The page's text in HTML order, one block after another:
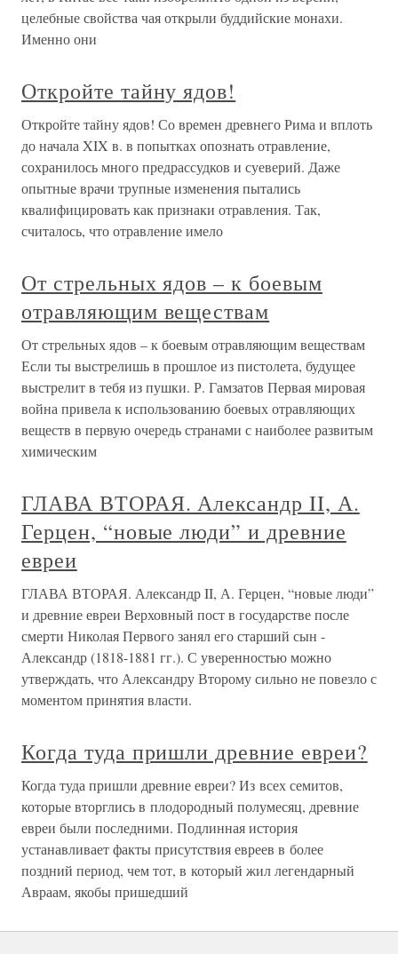
целебные свойства чая открыли буддийские монахи.
Именно они
Откройте тайну ядов!
Откройте тайну ядов! Со времен древнего Рима и вплоть
до начала XIX в. в попытках опознать отравление,
сохранилось много предрассудков и суеверий. Даже
опытные врачи трупные изменения пытались
квалифицировать как признаки отравления. Так,
считалось, что отравление имело
От стрельных ядов – к боевым
отравляющим веществам
От стрельных ядов – к боевым отравляющим веществам
Если ты выстрелишь в прошлое из пистолета, будущее
выстрелит в тебя из пушки. Р. Гамзатов Первая мировая
война привела к использованию боевых отравляющих
веществ в первую очередь странами с наиболее развитым
химическим
ГЛАВА ВТОРАЯ. Александр II, А.
Герцен, “новые люди” и древние
евреи
ГЛАВА ВТОРАЯ. Александр II, А. Герцен, “новые люди”
и древние евреи Верховный пост в государстве после
смерти Николая Первого занял его старший сын -
Александр (1818-1881 гг.). С уверенностью можно
утверждать, что Александру Второму сильно не повезло с
моментом принятия власти.
Когда туда пришли древние евреи?
Когда туда пришли древние евреи? Из всех семитов,
которые вторглись в плодородный полумесяц, древние
евреи были последними. Подлинная история
устанавливает факты присутствия евреев в более
поздний период, чем тот, в который жил легендарный
Авраам, якобы пришедший